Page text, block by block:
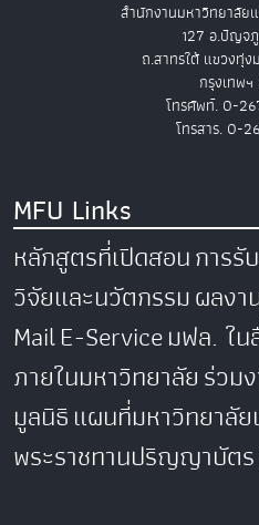
สำนักงานมหาวิทยาลัย
127 อ.ปัญจ
ถ.สาทรใต้ แขวงทุ่ง
กรุงเทพฯ
โทรศัพท์. 0-
โทรสาร. 0-
MFU Links
หลักสูตรที่เปิดสอนการรั
วิจัยและนวัตกรรมผลงา
MailE-Serviceมฟล. ใน
ภายในมหาวิทยาลัยร่วม
มูลนิธิแผนที่มหาวิทยาลั
พระราชทานปริญญาบัตร